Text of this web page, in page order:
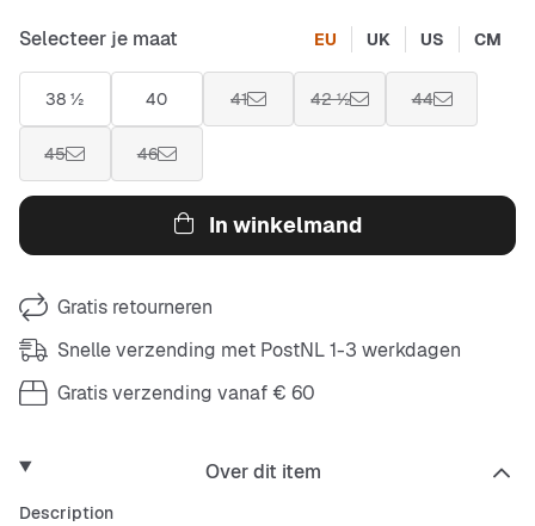
Selecteer je maat EU UK US CM
38 ½ 40 41 42 ½ 44
45 46
In winkelmand
Gratis retourneren
Snelle verzending met PostNL 1-3 werkdagen
Gratis verzending vanaf € 60
Over dit item
Description